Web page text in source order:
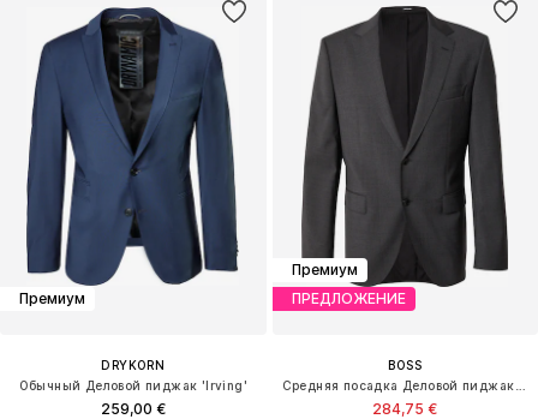
Премиум
DRYKORN
Обычный Деловой пиджак 'Irving'
259,00 €
Премиум
ПРЕДЛОЖЕНИЕ
BOSS
284,75 €